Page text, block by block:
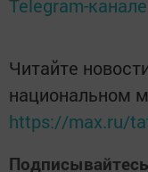
Telegram-канале
Читайте
национальном
https://max.ru/